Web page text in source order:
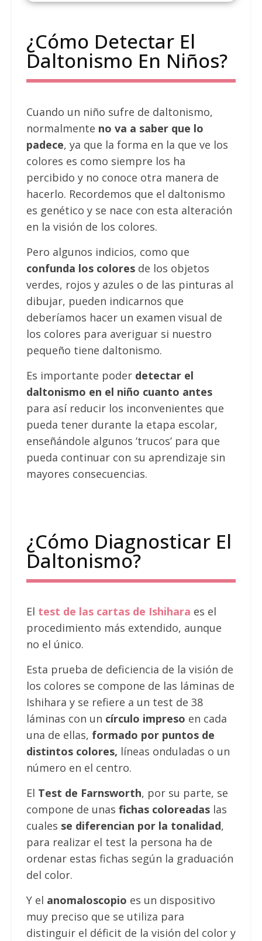
¿Cómo Detectar El
Daltonismo En Niños?
Cuando un niño sufre de daltonismo,
normalmente no va a saber que lo
padece, ya que la forma en la que ve los
colores es como siempre los ha
percibido y no conoce otra manera de
hacerlo. Recordemos que el daltonismo
es genético y se nace con esta alteración
en la visión de los colores.
Pero algunos indicios, como que
confunda los coloresde los objetos
verdes, rojos y azules o de las pinturas al
dibujar, pueden indicarnos que
deberíamos hacer un examen visual de
los colores para averiguar si nuestro
pequeño tiene daltonismo.
Es importante poder detectar el
daltonismo en el niño cuanto antes
para así reducir los inconvenientes que
pueda tener durante la etapa escolar,
enseñándole algunos ‘trucos’ para que
pueda continuar con su aprendizaje sin
mayores consecuencias.
¿Cómo Diagnosticar El
Daltonismo?
El test de las cartas de Ishihara es el
procedimiento más extendido, aunque
no el único.
Esta prueba de deficiencia de la visión de
los colores se compone de las láminas de
Ishihara y se refiere a un test de 38
láminas con un círculo impreso en cada
una de ellas, formado por puntos de
distintos colores, líneas onduladas o un
número en el centro.
El Test de Farnsworth, por su parte, se
compone de unas fichas coloreadaslas
cuales se diferencian por la tonalidad,
para realizar el test la persona ha de
ordenar estas fichas según la graduación
del color.
Y el anomaloscopio es un dispositivo
muy preciso que se utiliza para
distinguir el déficit de la visión del color y